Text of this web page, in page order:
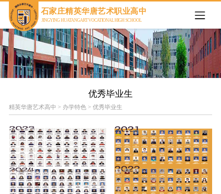
欢迎来到石家庄精英华唐艺术职业高中官网
石家庄精英华唐艺术职业高中
JINGYING HUATANG ART VOCATIONAL HIGH SCHOOL
优秀毕业生
精英华唐艺术高中 > 办学特色> 优秀毕业生